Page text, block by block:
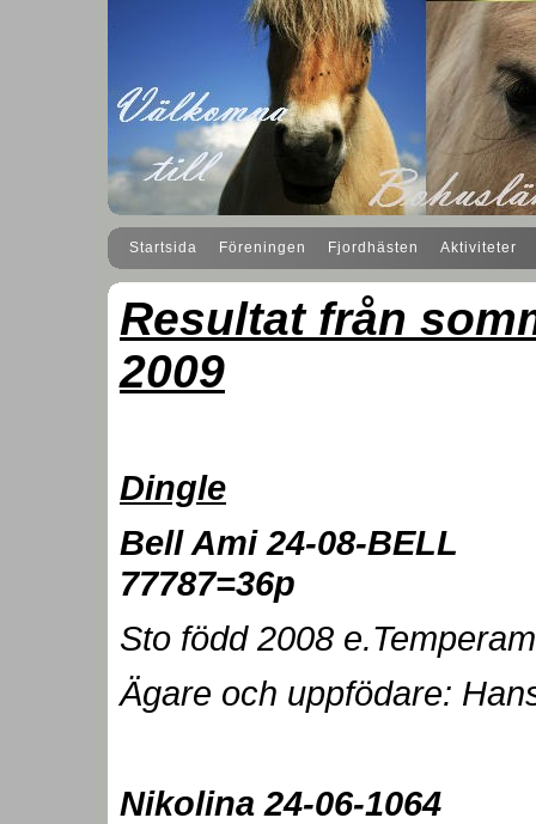
Startsida Föreningen Fjordhästen Aktiviteter
Resultat från
2009
Dingle
Bell Ami 24-08-BELL
77787=36p
Sto född 2008
Ägare och uppfödare:
Nikolina 24-